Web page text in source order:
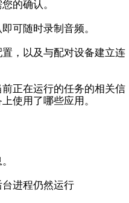
的确认。
可随时录制音频。
，以及与配对设备建立连
正在运行的任务的相关信
使用了哪些应用。
进程仍然运行